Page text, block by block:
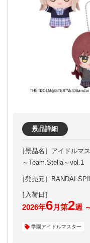
景品詳細
アイドルマ
～Team.Stella～vol.1
［発売元］BANDAI
2026年6月第2週
学園アイドルマスター